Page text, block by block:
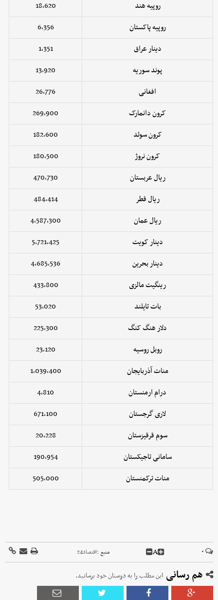
روپیه هند
18,620
روپیه پاکستان
6,356
دینار عراق
1,351
پوند سوریه
13,920
افغانی
26,776
کرون دانمارک
269,900
کرون سوئد
182,600
کرون نروژ
180,500
ریال عربستان
470,730
ریال قطر
484,414
ریال عمان
4,587,300
دینار کویت
5,721,425
دینار بحرین
4,685,536
رینگیت مالزی
433,800
بات تایلند
53,020
دلار هنگ کنگ
225,300
روبل روسیه
23,120
منات آذربایجان
1,039,400
درام ارمنستان
4,810
لاری گرجستان
671,100
سوم قرقیزستان
20,228
سامانی تاجیکستان
190,954
منات ترکمنستان
505,000
۰ A منبع :اقتصاد24
هم رسانی این مطلب را به دوستان خود برسانید.